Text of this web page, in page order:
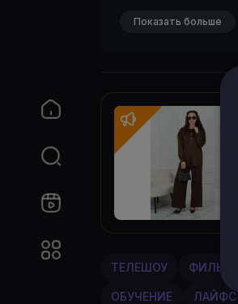
Показать больше
ТЕЛЕШОУ ФИЛЬМЫ
ОБУЧЕНИЕ